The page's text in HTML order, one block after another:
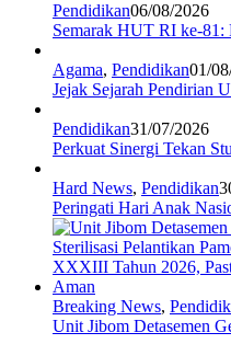
Pendidikan06/08/2026
Semarak HUT RI ke-
Agama, Pendidikan01/
Jejak Sejarah Pendirian
Pendidikan31/07/2026
Perkuat Sinergi Tekan
Hard News, Pendidikan
Peringati Hari Anak
Breaking News,
Unit Jibom Detasemen